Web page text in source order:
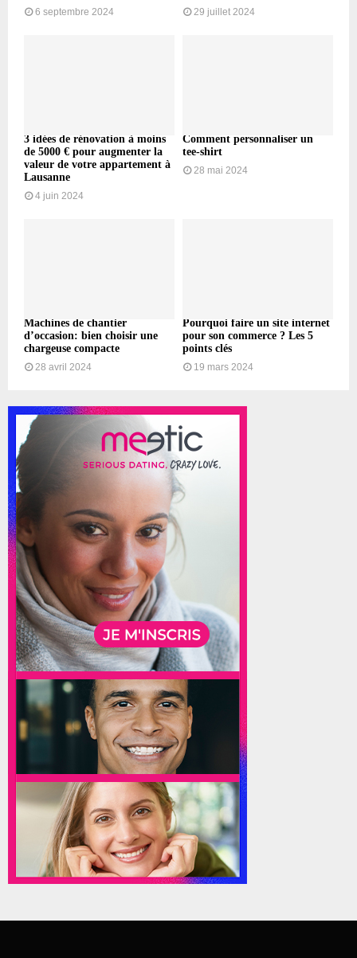
6 septembre 2024 29 juillet 2024
3 idées de rénovation à moins
de 5000 € pour augmenter la
valeur de votre appartement à
Lausanne
4 juin 2024
Comment personnaliser un
tee-shirt
28 mai 2024
Machines de chantier
d’occasion: bien choisir une
chargeuse compacte
28 avril 2024
Pourquoi faire un site internet
pour son commerce ? Les 5
points clés
19 mars 2024